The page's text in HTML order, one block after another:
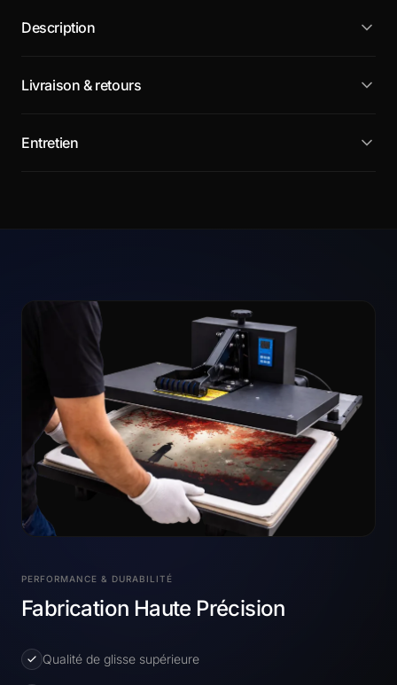
Description
Livraison & retours
Entretien
PERFORMANCE & DURABILITÉ
Fabrication Haute Précision
Qualité de glisse supérieure